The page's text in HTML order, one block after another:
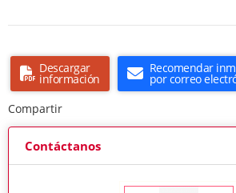
Descargar
información
Recomendar
por correo
Compartir
Contáctanos